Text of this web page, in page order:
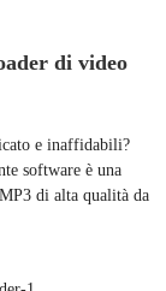
di video
e inaffidabili?
software è una
di alta qualità da